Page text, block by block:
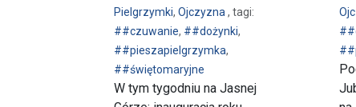
Pielgrzymki, Ojczyzna , tagi:
##czuwanie, ##dożynki,
##pieszapielgrzymka,
##świętomaryjne
W tym tygodniu na Jasnej